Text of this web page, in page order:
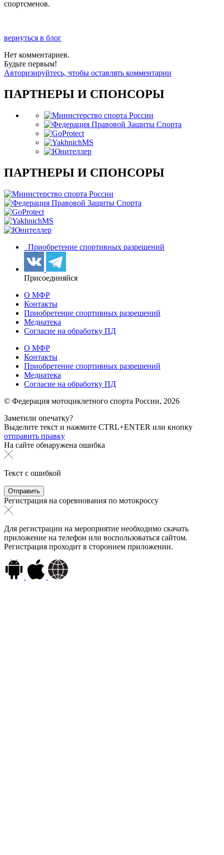
спортсменов.
вернуться в блог
Нет комментариев.
Будьте первым!
Авторизируйтесь, чтобы оставлять комментарии
ПАРТНЕРЫ И СПОНСОРЫ
ПАРТНЕРЫ И СПОНСОРЫ
Приобретение спортивных разрешений
Присоединяйся
О МФР
Контакты
Приобретение спортивных разрешений
Медиатека
Согласие на обработку ПД
О МФР
Контакты
Приобретение спортивных разрешений
Медиатека
Согласие на обработку ПД
© Федерация мотоциклетного спорта России, 2026
Заметили опечатку?
Выделите текст и нажмите CTRL+ENTER или кнопку
отправить правку
На сайте обнаружена ошибка
Текст с ошибкой
Регистрация на соревнования по мотокроссу
Для регистрации на мероприятие необходимо скачать
приложение на телефон или воспользоваться сайтом.
Регистрация проходит в стороннем приложении.